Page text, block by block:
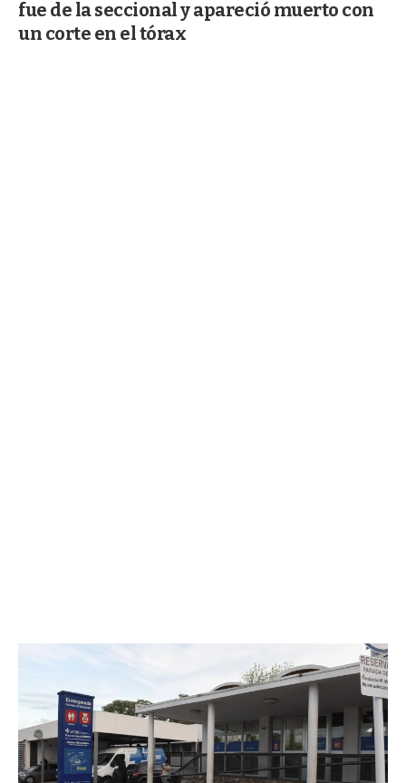
fue de la seccional y apareció muerto con
un corte en el tórax